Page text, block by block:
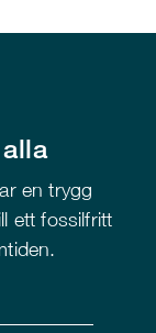
en trygg
ett fossilfritt